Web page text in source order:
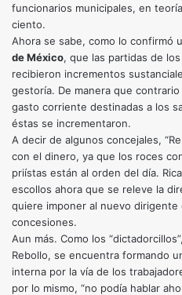
funcionarios municipales, en
ciento.
Ahora se sabe, como lo confirmó
de México, que las partidas de
recibieron incrementos
gestoría. De manera que
gasto corriente destinadas a los
éstas se incrementaron.
A decir de algunos concejales,
con el dinero, ya que los roces
priístas están al orden del día.
escollos ahora que se releve la
quiere imponer al nuevo dirigente
concesiones.
Aun más. Como los
Rebollo, se encuentra formando
interna por la vía de los
por lo mismo, “no podía hablar